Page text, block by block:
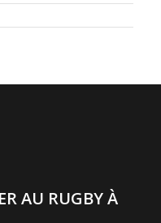
AU RUGBY À